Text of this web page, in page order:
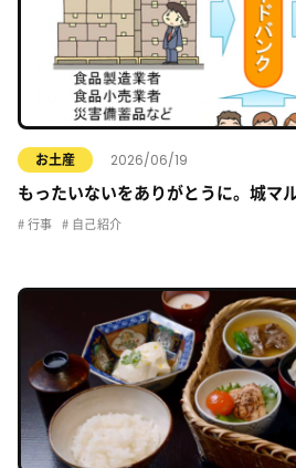
お土産 2026/06/19
もったいないをありがとうに。城マ
行事 自己紹介